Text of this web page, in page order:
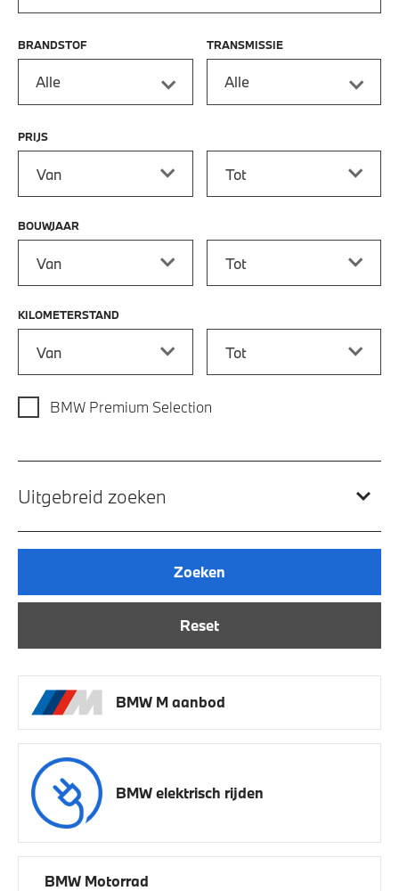
BRANDSTOF
Alle
TRANSMISSIE
Alle
PRIJS
BOUWJAAR
KILOMETERSTAND
BMW Premium Selection
Uitgebreid zoeken
Reset
Zoeken
BMW M aanbod
BMW elektrisch rijden
BMW Motorrad